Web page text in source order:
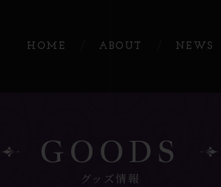
HOME ABOUT NEWS
GOODS
グッズ情報